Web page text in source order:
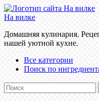
На вилке
Домашняя кулинария.
нашей уютной кухне.
Все категории
Поиск по